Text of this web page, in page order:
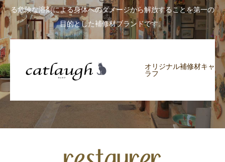
る危険な溶剤による身体へのダメージから解放することを第一の
目的とした補修材ブランドです。
オリジナル補修材キャ
ラフ